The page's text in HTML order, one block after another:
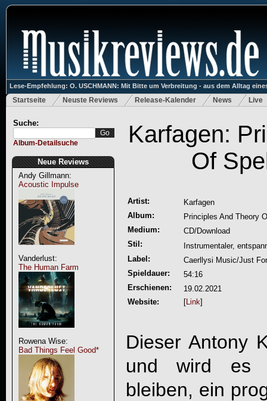
Lese-Empfehlung: O. USCHMANN: Mit Bitte um Verbreitung - aus dem Alltag
Startseite Neuste Reviews Release-Kalender News Live
Suche:
Album-Detailsuche
Neue Reviews
Andy Gillmann:
Acoustic Impulse
Vanderlust:
The Human Farm
Rowena Wise:
Bad Things Feel Good*
Karfagen:
Of
Artist:
Karfagen
Album:
Principles And Theory
Medium:
CD/Download
Stil:
Instrumentaler,
Label:
Caerllysi Music/Just
Spieldauer:
54:16
Erschienen:
19.02.2021
Website:
[Link]
Dieser Antony
und wird es
bleiben, ein